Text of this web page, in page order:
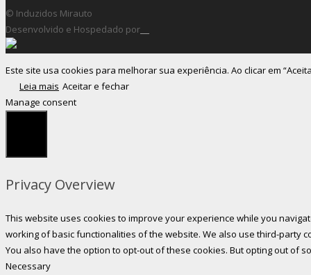
© Induzidos Mirauto
Desenvolvido e Hospedado por
Este site usa cookies para melhorar sua experiência. Ao clicar em
Leia mais Aceitar e fechar
Manage consent
Privacy Overview
This website uses cookies to improve your experience while you
working of basic functionalities of the website. We also use third-party
You also have the option to opt-out of these cookies. But opting out of
Necessary